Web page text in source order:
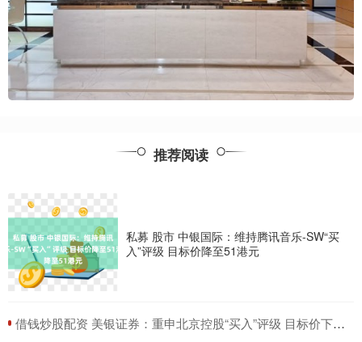
推荐阅读
私募 股市 中银国际：维持腾讯音乐-SW“买
入”评级 目标价降至51港元
​借钱炒股配资 美银证券：重申北京控股“买入”评级 目标价下调至32港元